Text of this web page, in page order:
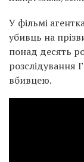
У фільмі
убивць на
понад десять
розслідування
вбивцею.